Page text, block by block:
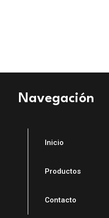
Navegación
Inicio
Productos
Contacto